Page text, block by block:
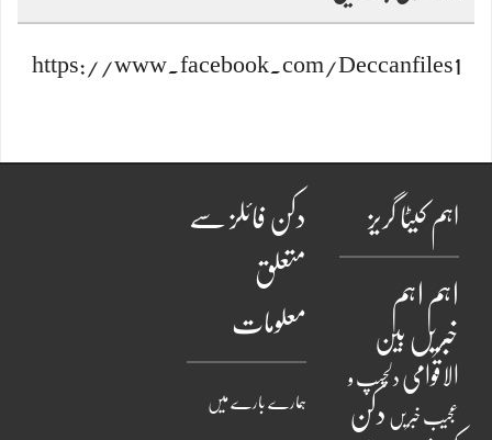
https://www.facebook.com/Deccanfiles1
اہم کیٹا گریز
اہم اہم
خبریں بین
الاقوامی دلچسپ و
عجیب خبریں دکن
دکن فائلز سے
متعلق
معلومات
ہمارے بارے میں